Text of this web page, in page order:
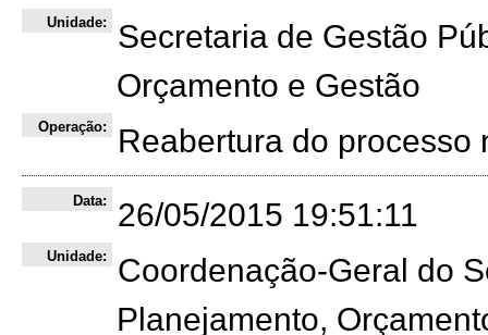
Unidade:
Secretaria de Gestão
Orçamento e Gestão
Operação: Reabertura do processo
Data: 26/05/2015 19:51:11
Unidade:
Coordenação-Geral do
Planejamento,